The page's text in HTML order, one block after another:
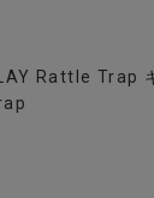
Rattle Trap